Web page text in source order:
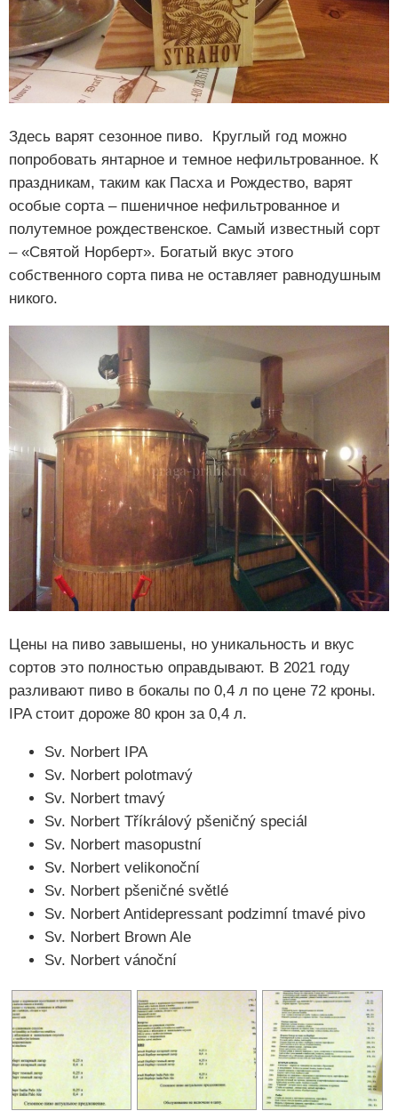
Здесь варят сезонное пиво. Круглый год можно
попробовать янтарное и темное нефильтрованное. К
праздникам, таким как Пасха и Рождество, варят
особые сорта – пшеничное нефильтрованное и
полутемное рождественское. Самый известный сорт
– «Святой Норберт». Богатый вкус этого
собственного сорта пива не оставляет равнодушным
никого.
Цены на пиво завышены, но уникальность и вкус
сортов это полностью оправдывают. В 2021 году
разливают пиво в бокалы по 0,4 л по цене 72 кроны.
IPA стоит дороже 80 крон за 0,4 л.
Sv. Norbert IPA
Sv. Norbert polotmavý
Sv. Norbert tmavý
Sv. Norbert Tříkrálový pšeničný speciál
Sv. Norbert masopustní
Sv. Norbert velikonoční
Sv. Norbert pšeničné světlé
Sv. Norbert Antidepressant podzimní tmavé pivo
Sv. Norbert Brown Ale
Sv. Norbert vánoční